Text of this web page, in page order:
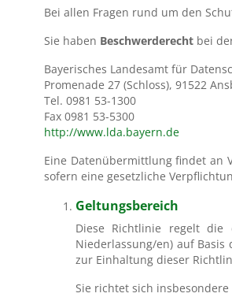
Bei allen Fragen rund um den
Sie haben Beschwerderecht bei
Bayerisches Landesamt für
Promenade 27 (Schloss), 91522
Tel. 0981 53-1300
Fax 0981 53-5300
http://www.lda.bayern.de
Eine Datenübermittlung findet an
sofern eine gesetzliche
Geltungsbereich
Diese Richtlinie regelt die
Niederlassung/en) auf Basis
zur Einhaltung dieser
Sie richtet sich insbesondere